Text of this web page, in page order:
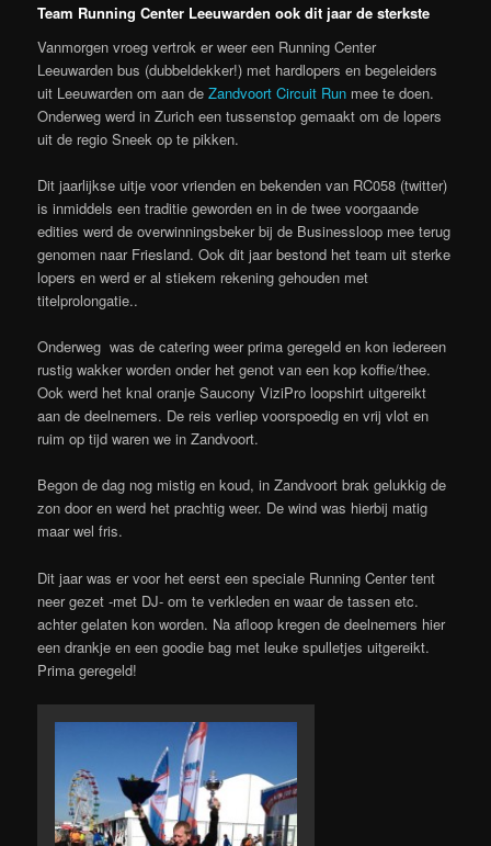
Team Running Center Leeuwarden ook dit jaar de sterkste
Vanmorgen vroeg vertrok er weer een Running Center
Leeuwarden bus (dubbeldekker!) met hardlopers en begeleiders
uit Leeuwarden om aan deZandvoort Circuit Run mee te doen.
Onderweg werd in Zurich een tussenstop gemaakt om de lopers
uit de regio Sneek op te pikken.
Dit jaarlijkse uitje voor vrienden en bekenden van RC058 (twitter)
is inmiddels een traditie geworden en in de twee voorgaande
edities werd de overwinningsbeker bij de Businessloop mee terug
genomen naar Friesland. Ook dit jaar bestond het team uit sterke
lopers en werd er al stiekem rekening gehouden met
titelprolongatie..
Onderweg was de catering weer prima geregeld en kon iedereen
rustig wakker worden onder het genot van een kop koffie/thee.
Ook werd het knal oranje Saucony ViziPro loopshirt uitgereikt
aan de deelnemers. De reis verliep voorspoedig en vrij vlot en
ruim op tijd waren we in Zandvoort.
Begon de dag nog mistig en koud, in Zandvoort brak gelukkig de
zon door en werd het prachtig weer. De wind was hierbij matig
maar wel fris.
Dit jaar was er voor het eerst een speciale Running Center tent
neer gezet -met DJ- om te verkleden en waar de tassen etc.
achter gelaten kon worden. Na afloop kregen de deelnemers hier
een drankje en een goodie bag met leuke spulletjes uitgereikt.
Prima geregeld!